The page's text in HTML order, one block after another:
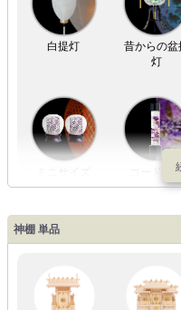
白提灯
昔からの盆
灯
コードレ
LED灯 七色LED灯
神棚 単品